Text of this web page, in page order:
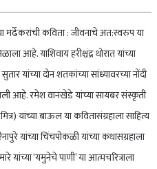
कविता : जीवनाचे अंत:स्वरुप या
आहे. याशिवाय हरीश्चंद्र थोरात यांच्या
यांच्या दोन शतकांच्या सांध्यावरच्या नोंदी
आहे. रमेश वानखेडे यांच्या सायबर संस्कृती
यांच्या बाऊल या कवितासंग्रहाला साहित्य
यांच्या चिंचपोकळी यांच्या कथासंग्रहाला
यांच्या ‘यमुनेचे पाणी’ या आत्मचरित्राला